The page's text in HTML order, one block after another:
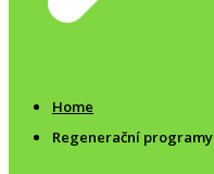
Home
Regenerační programy